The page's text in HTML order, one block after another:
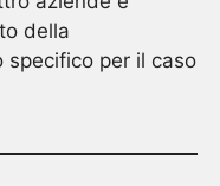
della
specifico per il caso